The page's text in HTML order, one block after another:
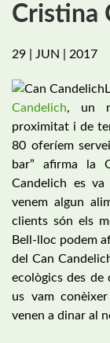
Cristina
29 | JUN | 2017
Candelich, un
proximitat i de
80 oferíem
bar” afirma la
Candelich es va
venem algun
clients són els
Bell-lloc podem
del Can
ecològics des de
us vam
venen a dinar al